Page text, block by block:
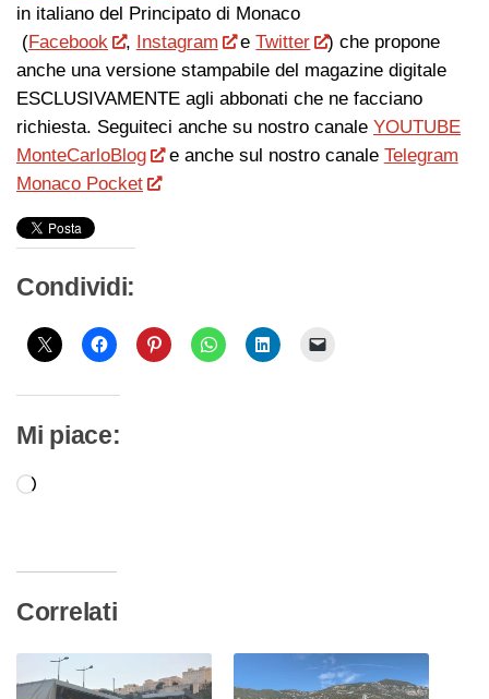
in italiano del Principato di Monaco
(Facebook , Instagram eTwitter
) che propone
anche una versione stampabile del magazine digitale
ESCLUSIVAMENTE agli abbonati che ne facciano
richiesta. Seguiteci anche su nostro canale YOUTUBE
MonteCarloBlog
e anche sul nostro canale Telegram
Monaco Pocket
Condividi:
Mi piace:
Caricamento
Correlati